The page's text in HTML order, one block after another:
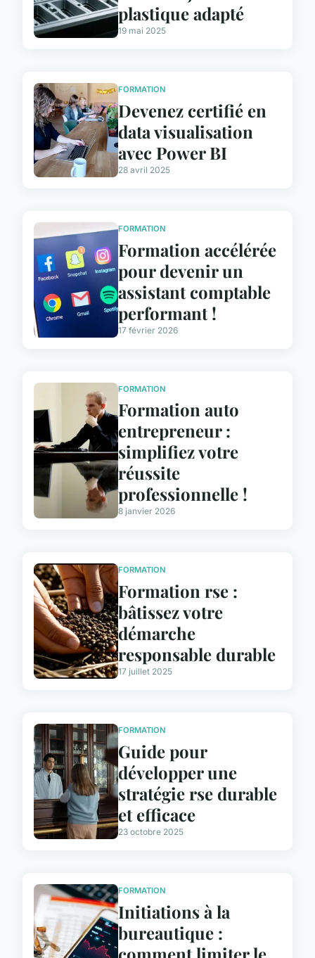
plastique adapté
19 mai 2025
FORMATION
Devenez certifié en
data visualisation
avec Power BI
28 avril 2025
FORMATION
Formation accélérée
pour devenir un
assistant comptable
performant !
17 février 2026
FORMATION
Formation auto
entrepreneur :
simplifiez votre
réussite
professionnelle !
8 janvier 2026
FORMATION
Formation rse :
bâtissez votre
démarche
responsable durable
17 juillet 2025
FORMATION
Guide pour
développer une
stratégie rse durable
et efficace
23 octobre 2025
FORMATION
Initiations à la
bureautique :